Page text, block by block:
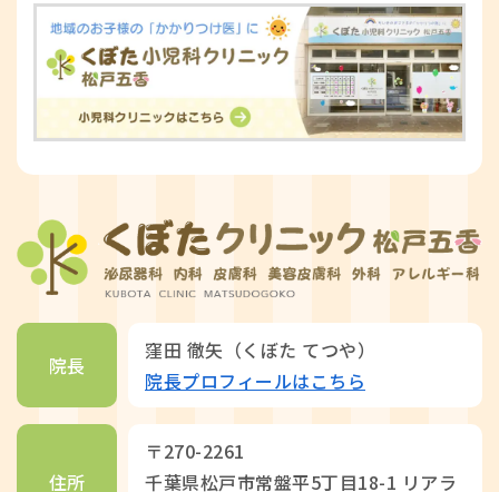
院長
窪田 徹矢（くぼた てつや）
院長プロフィールはこちら
住所
〒270-2261
千葉県松戸市常盤平5丁目18-1 リアラ